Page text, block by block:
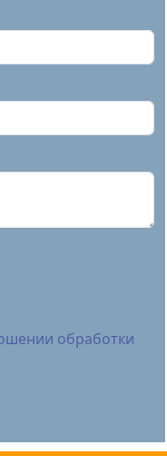
обработки